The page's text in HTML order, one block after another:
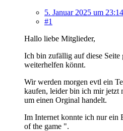
5. Januar 2025 um 23:14
#1
Hallo liebe Mitglieder,
Ich bin zufällig auf diese
weiterhelfen könnt.
Wir werden morgen evtl ein
kaufen, leider bin ich mir jetzt
um einen Orginal handelt.
Im Internet konnte ich nur ein
of the game ".